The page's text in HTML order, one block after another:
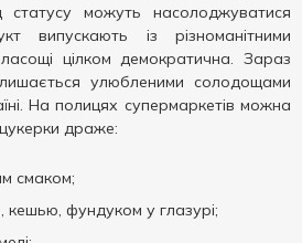
статусу можуть насолоджуватися
випускають із різноманітними
цілком демократична. Зараз
улюбленими солодощами
На полицях супермаркетів можна
цукерки драже:
смаком;
кешью, фундуком у глазурі;